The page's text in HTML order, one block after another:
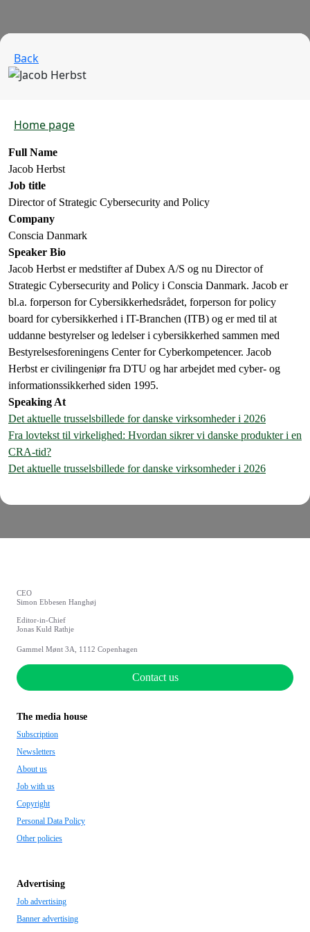
Back
Home page
Full Name
Jacob Herbst
Job title
Director of Strategic Cybersecurity and Policy
Company
Conscia Danmark
Speaker Bio
Jacob Herbst er medstifter af Dubex A/S og nu Director of
Strategic Cybersecurity and Policy i Conscia Danmark. Jacob er
bl.a. forperson for Cybersikkerhedsrådet, forperson for policy
board for cybersikkerhed i IT-Branchen (ITB) og er med til at
uddanne bestyrelser og ledelser i cybersikkerhed sammen med
Bestyrelsesforeningens Center for Cyberkompetencer. Jacob
Herbst er civilingeniør fra DTU og har arbejdet med cyber- og
informationssikkerhed siden 1995.
Speaking At
Det aktuelle trusselsbillede for danske virksomheder i 2026
Fra lovtekst til virkelighed: Hvordan sikrer vi danske produkter i en
CRA-tid?
Det aktuelle trusselsbillede for danske virksomheder i 2026
CEO
Simon Ebbesen Hanghøj
Editor-in-Chief
Jonas Kuld Rathje
Gammel Mønt 3A, 1112 Copenhagen
Contact us
The media house
Subscription
Newsletters
About us
Job with us
Copyright
Personal Data Policy
Other policies
Advertising
Job advertising
Banner advertising